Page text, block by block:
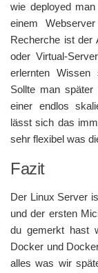
wie deployed
einem
Recherche ist der
oder Virtual-
erlernten Wissen
Sollte man später
einer endlos
lässt sich das
sehr flexibel was
Fazit
Der Linux Server
und der ersten
du gemerkt hast
Docker und
alles was wir